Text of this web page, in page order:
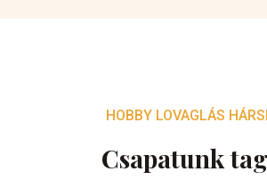
HOBBY LOVAGLÁS
Csapatunk